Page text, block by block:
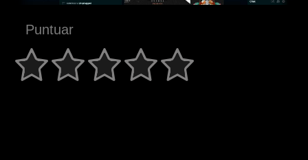
Puntuar